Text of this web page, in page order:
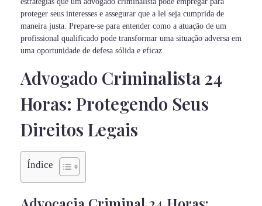
proteger seus interesses e assegurar que a lei seja cumprida de
maneira justa. Prepare-se para entender como a atuação de um
profissional qualificado pode transformar uma situação adversa em
uma oportunidade de defesa sólida e eficaz.
Advogado Criminalista 24
Horas: Protegendo Seus
Direitos Legais
Índice